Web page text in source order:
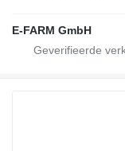
E-FARM GmbH